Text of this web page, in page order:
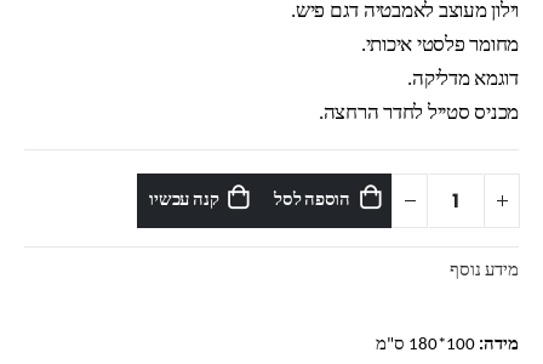
וילון מעוצב לאמבטיה דגם פיש.
מחומר פלסטי איכותי.
דוגמא מדליקה.
מכניס סטייל לחדר הרחצה.
הוספה לסל קנה עכשיו
מידע נוסף
מידה: 100*180 ס"מ